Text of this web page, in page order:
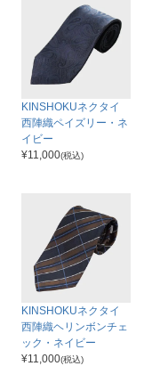
KINSHOKUネクタイ
西陣織ペイズリー・ネ
イビー
¥11,000(税込)
KINSHOKUネクタイ
西陣織ヘリンボンチェ
ック・ネイビー
¥11,000(税込)